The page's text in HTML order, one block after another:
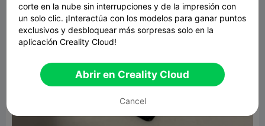
corte en la nube sin interrupciones y de la impresión con
un solo clic. ¡Interactúa con los modelos para ganar puntos
exclusivos y desbloquear más sorpresas solo en la
aplicación Creality Cloud!
Abrir en Creality Cloud
Cancel